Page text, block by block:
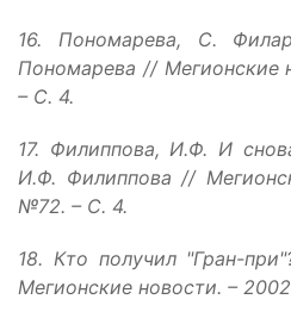
16. Пономарева, С.
Пономарева // Мегионские
– С. 4.
17. Филиппова, И.Ф. И
И.Ф. Филиппова //
№72. – С. 4.
18. Кто получил "Гран-
Мегионские новости. –